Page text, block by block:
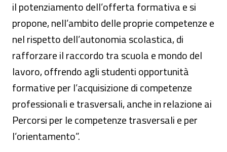
il potenziamento dell’offerta formativa e si
propone, nell’ambito delle proprie competenze e
nel rispetto dell’autonomia scolastica, di
rafforzare il raccordo tra scuola e mondo del
lavoro, offrendo agli studenti opportunità
formative per l’acquisizione di competenze
professionali e trasversali, anche in relazione ai
Percorsi per le competenze trasversali e per
l’orientamento”.